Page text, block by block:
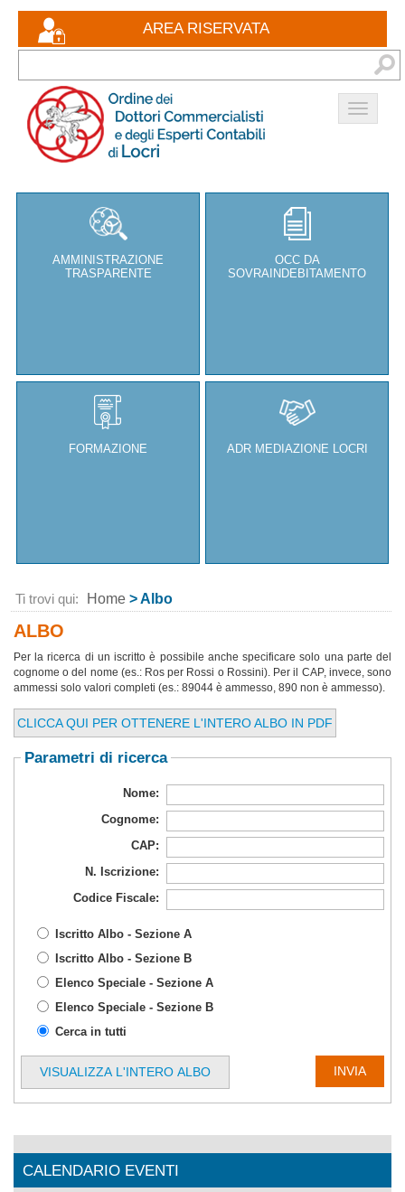
AREA RISERVATA
Eventi formativi
Documenti
Bacheca
Contatti
AMMINISTRAZIONE
TRASPARENTE
OCC DA
SOVRAINDEBITAMENTO
FORMAZIONE ADR MEDIAZIONE LOCRI
Ti trovi qui: Home > Albo
ALBO
Per la ricerca di un iscritto è possibile anche specificare solo una parte del
cognome o del nome (es.: Ros per Rossi o Rossini). Per il CAP, invece, sono
ammessi solo valori completi (es.: 89044 è ammesso, 890 non è ammesso).
CLICCA QUI PER OTTENERE L'INTERO ALBO IN PDF
Parametri di ricerca
Nome:
Cognome:
CAP:
N. Iscrizione:
Codice Fiscale:
Iscritto Albo - Sezione A
Iscritto Albo - Sezione B
Elenco Speciale - Sezione A
Elenco Speciale - Sezione B
Cerca in tutti
VISUALIZZA L'INTERO ALBO
CALENDARIO EVENTI